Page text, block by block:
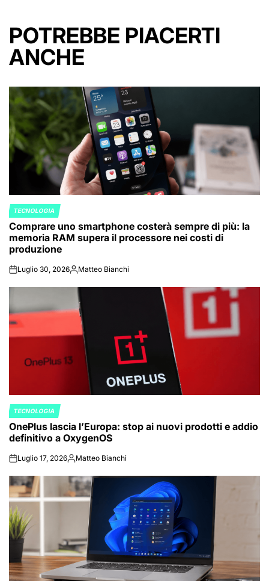
POTREBBE PIACERTI
ANCHE
POSTED
IN
TECNOLOGIA
Comprare uno smartphone costerà sempre di più: la
memoria RAM supera il processore nei costi di
produzione
onLuglio 30, 2026Posted
Matteo Bianchi
POSTED
IN
TECNOLOGIA
OnePlus lascia l’Europa: stop ai nuovi prodotti e addio
definitivo a OxygenOS
onLuglio 17, 2026Posted
Matteo Bianchi